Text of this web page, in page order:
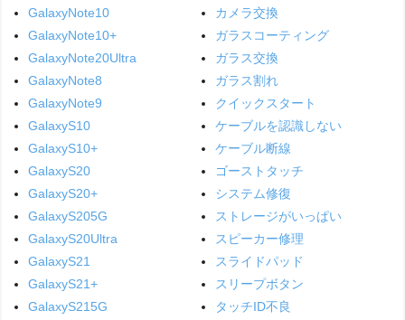
GalaxyNote10
GalaxyNote10+
GalaxyNote20Ultra
GalaxyNote8
GalaxyNote9
GalaxyS10
GalaxyS10+
GalaxyS20
GalaxyS20+
GalaxyS205G
GalaxyS20Ultra
GalaxyS21
GalaxyS21+
GalaxyS215G
カメラ交換
ガラスコーティング
ガラス交換
ガラス割れ
クイックスタート
ケーブルを認識しない
ケーブル断線
ゴーストタッチ
システム修復
ストレージがいっぱい
スピーカー修理
スライドパッド
スリープボタン
タッチID不良